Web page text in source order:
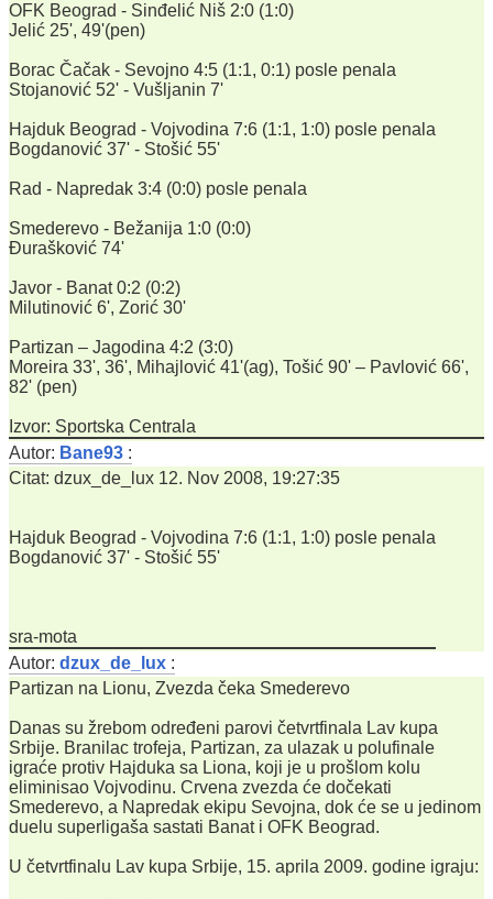
OFK Beograd - Sinđelić Niš 2:0 (1:0)
Jelić 25', 49'(pen)
Borac Čačak - Sevojno 4:5 (1:1, 0:1) posle penala
Stojanović 52' - Vušljanin 7'
Hajduk Beograd - Vojvodina 7:6 (1:1, 1:0) posle penala
Bogdanović 37' - Stošić 55'
Rad - Napredak 3:4 (0:0) posle penala
Smederevo - Bežanija 1:0 (0:0)
Đurašković 74'
Javor - Banat 0:2 (0:2)
Milutinović 6', Zorić 30'
Partizan – Jagodina 4:2 (3:0)
Moreira 33', 36', Mihajlović 41'(ag), Tošić 90' – Pavlović 66',
82' (pen)
Izvor: Sportska Centrala
Autor: Bane93 :
Citat: dzux_de_lux 12. Nov 2008, 19:27:35
Hajduk Beograd - Vojvodina 7:6 (1:1, 1:0) posle penala
Bogdanović 37' - Stošić 55'
sra-mota
Autor: dzux_de_lux :
Partizan na Lionu, Zvezda čeka Smederevo
Danas su žrebom određeni parovi četvrtfinala Lav kupa
Srbije. Branilac trofeja, Partizan, za ulazak u polufinale
igraće protiv Hajduka sa Liona, koji je u prošlom kolu
eliminisao Vojvodinu. Crvena zvezda će dočekati
Smederevo, a Napredak ekipu Sevojna, dok će se u jedinom
duelu superligaša sastati Banat i OFK Beograd.
U četvrtfinalu Lav kupa Srbije, 15. aprila 2009. godine igraju: